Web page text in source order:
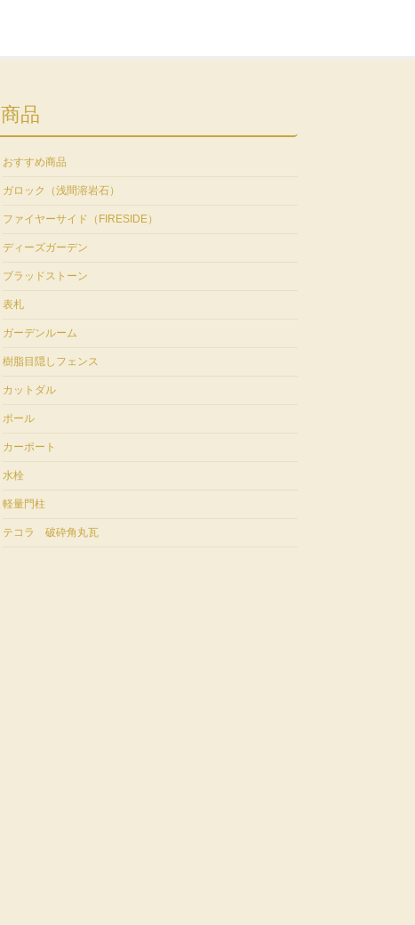
商品
おすすめ商品
ガロック（浅間溶岩石）
ファイヤーサイド（FIRESIDE）
ディーズガーデン
ブラッドストーン
表札
ガーデンルーム
樹脂目隠しフェンス
カットダル
ポール
カーポート
水栓
軽量門柱
テコラ 破砕角丸瓦